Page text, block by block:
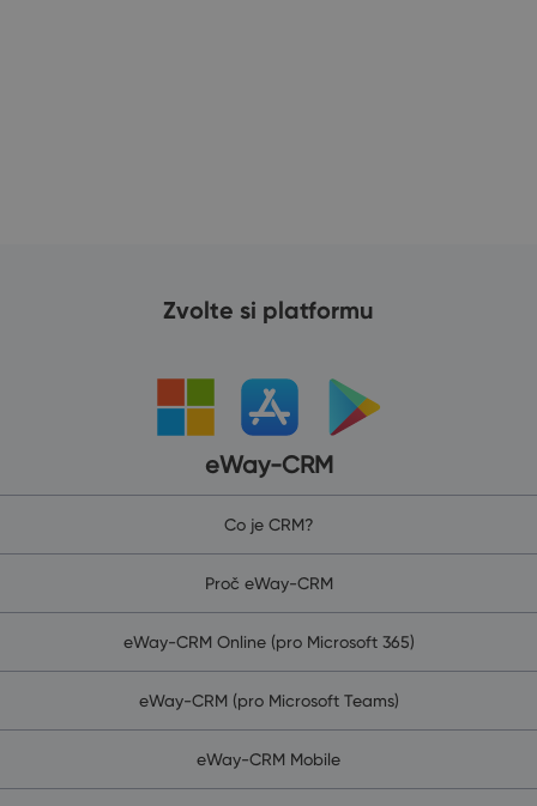
Zvolte si platformu
eWay-CRM
Co je CRM?
Proč eWay-CRM
eWay-CRM Online (pro Microsoft 365)
eWay-CRM (pro Microsoft Teams)
eWay-CRM Mobile